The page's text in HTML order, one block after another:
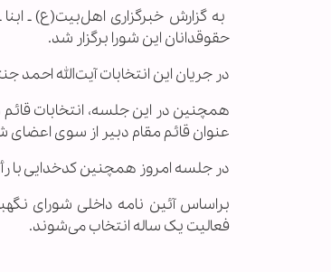
حقوقدانان این شورا برگزار شد.
در جریان این انتخابات آیت‌الله احمد
همچنین در این جلسه، انتخابات
عنوان قائم مقام دبیر از سوی اعضای
در جلسه امروز همچنین کدخدایی با
براساس آئین نامه داخلی شورای
فعالیت یک ساله انتخاب می‌شوند.